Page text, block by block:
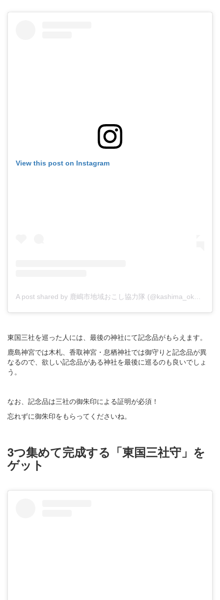
View this post on Instagram
東国三社を巡った人には、最後の神社にて記念品がもらえます。
鹿島神宮では木札、香取神宮・息栖神社では御守りと記念品が異
なるので、欲しい記念品がある神社を最後に巡るのも良いでしょ
う。
なお、記念品は三社の御朱印による証明が必須！
忘れずに御朱印をもらってくださいね。
3つ集めて完成する「東国三社守」を
ゲット